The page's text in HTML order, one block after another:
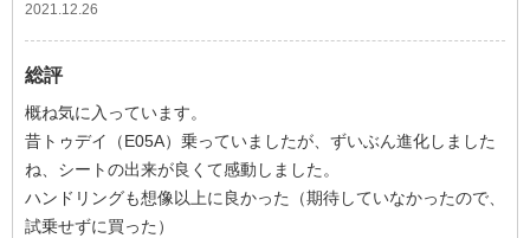
2021.12.26
総評
概ね気に入っています。
昔トゥデイ（E05A）乗っていましたが、ずいぶん進化しました
ね、シートの出来が良くて感動しました。
ハンドリングも想像以上に良かった（期待していなかったので、
試乗せずに買った）